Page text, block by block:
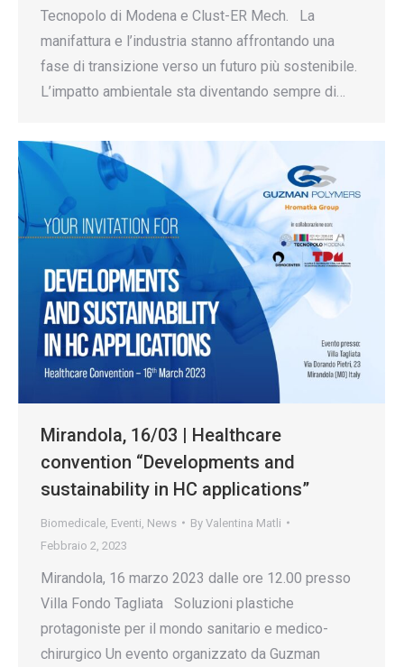
Tecnopolo di Modena e Clust-ER Mech. La
manifattura e l’industria stanno affrontando una
fase di transizione verso un futuro più sostenibile.
L’impatto ambientale sta diventando sempre di…
Mirandola, 16/03 | Healthcare
convention “Developments and
sustainability in HC applications”
Biomedicale Eventi News By Valentina Matli
Febbraio 2, 2023
Mirandola, 16 marzo 2023 dalle ore 12.00 presso
Villa Fondo Tagliata Soluzioni plastiche
protagoniste per il mondo sanitario e medico-
chirurgico Un evento organizzato da Guzman